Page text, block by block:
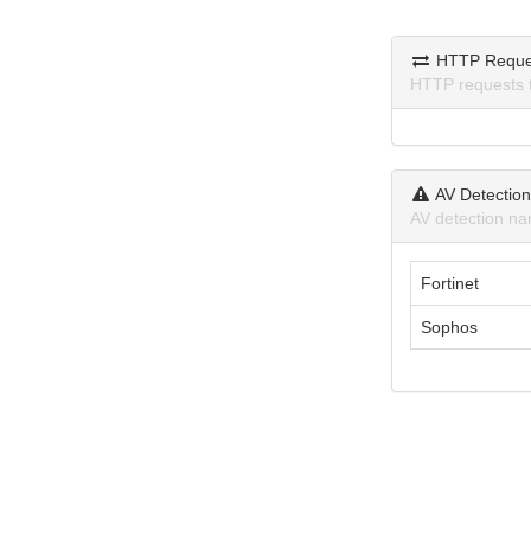
HTTP
HTTP requests
AV
AV detection
Fortinet
Sophos